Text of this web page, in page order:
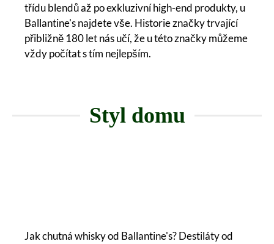
třídu blendů až po exkluzivní high-end produkty, u
Ballantine's najdete vše. Historie značky trvající
přibližně 180 let nás učí, že u této značky můžeme
vždy počítat s tím nejlepším.
Styl domu
Jak chutná whisky od Ballantine's? Destiláty od